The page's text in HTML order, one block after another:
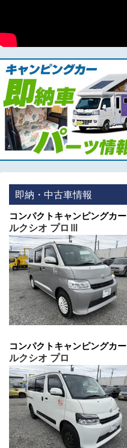
即納・中古車情報
コンパクトキャンピングカー
ルクシオ プロⅢ
コンパクトキャンピングカー
ルクシオ プロ